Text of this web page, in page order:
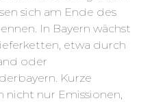
sich am Ende des
In Bayern wächst
etwa durch
oder
Kurze
nur Emissionen,